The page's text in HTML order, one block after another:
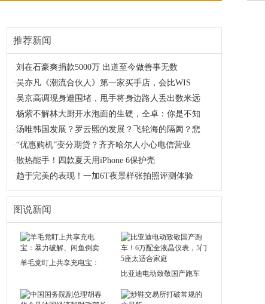
推荐新闻
·刘在石豪爽捐款5000万 出道至今做善事无数
·吴亦凡《潮流合伙人》第一家买手店，会比WIS
·吴京高调现身遭围堵，甩手将身边路人丢出数米远
·杨紫不解林大厨开水泡面的生硬，仝卓：你是不知
·汤唯韩国发展？罗云熙的发展？飞轮海的隔阂？悲
·“优惠购机”变分期贷？齐齐哈尔人小心电信营业
·散热能手！四款夏天用iPhone 6保护壳
· 趋于完美的表现！一加6T夜景样张拍照评测体验
图说新闻
羊毛党盯上共享充电宝：
比亚迪电动致敬国产跑车